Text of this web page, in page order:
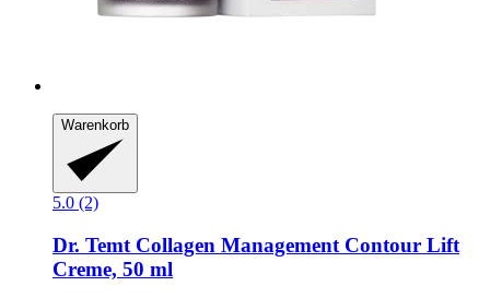
Warenkorb
5.0 (2)
Dr. Temt Collagen Management Contour Lift
Creme, 50 ml